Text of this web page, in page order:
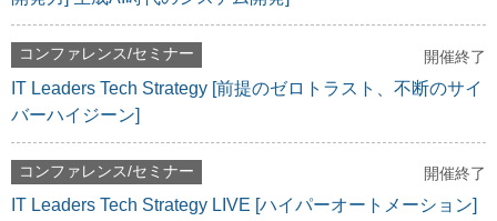
コンファレンス/セミナー 開催終了
IT Leaders Tech Strategy [前提のゼロトラスト、不断のサイ
バーハイジーン]
コンファレンス/セミナー 開催終了
IT Leaders Tech Strategy LIVE [ハイパーオートメーション]